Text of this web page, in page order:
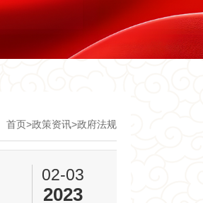
首页>政策资讯>政府法规
02-03
2023